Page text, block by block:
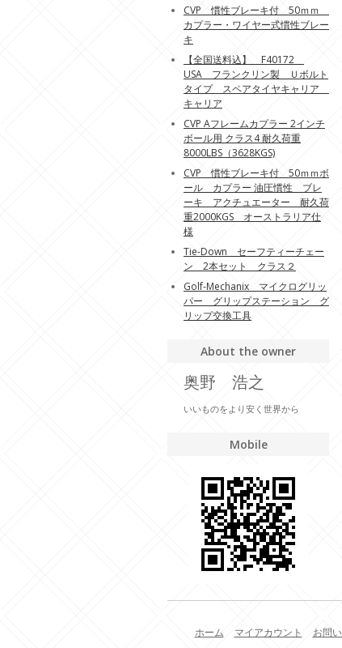
CVP 慣性ブレーキ付 50ｍｍ
カプラー・ワイヤー式慣性ブレー
キ
【全国送料込】 F40172
USA フランクリン製 Ｕボルト
タイプ スペアタイヤキャリア
キャリア
CVP Aフレームカプラー 2インチ
ボール用 クラス4 耐久荷重
8000LBS（3628KGS)
CVP 慣性ブレーキ付 50ｍｍボ
ール カプラー 油圧慣性 ブレ
ーキ アクチュエーター 耐久荷
重2000KGS オーストラリア仕
様
Tie-Down セーフティーチェー
ン 2本セット クラス２
Golf-Mechanix マイクログリッ
パー グリップステーション グ
リップ交換工具
About the owner
奥野 浩之
いいものをより安く世界から
Mobile
ホーム マイアカウント お問